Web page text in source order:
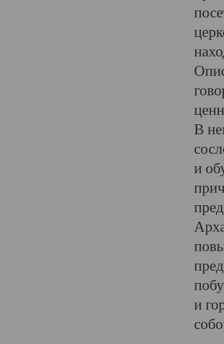
В
и
и